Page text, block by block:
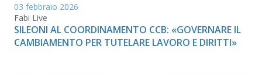
03 febbraio 2026
Fabi Live
SILEONI AL COORDINAMENTO CCB: «GOVERNARE IL
CAMBIAMENTO PER TUTELARE LAVORO E DIRITTI»